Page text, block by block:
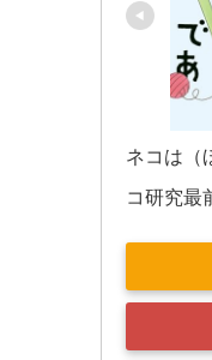
ネコは（
コ研究最